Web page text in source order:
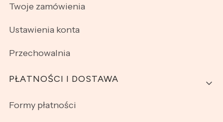
Twoje zamówienia
Ustawienia konta
Przechowalnia
PŁATNOŚCI I DOSTAWA
Formy płatności